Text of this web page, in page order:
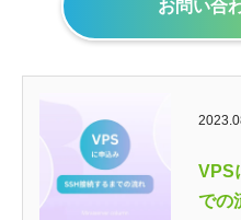
お問い合
VPS
での